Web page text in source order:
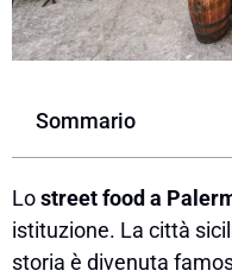
Sommario
Lostreet food a
istituzione. La città
storia è divenuta